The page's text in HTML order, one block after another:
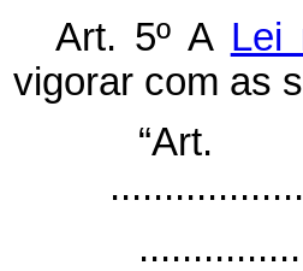
Art. 5º A Lei
vigorar com